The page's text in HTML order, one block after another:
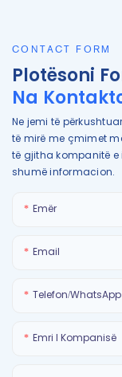
CONTACT FORM
Plotësoni
Na
Ne jemi të
të mirë me çmimet
të gjitha kompanitë e
shumë informacion.
Emër
Email
Telefon/WhatsApp
Emri I Kompanisë